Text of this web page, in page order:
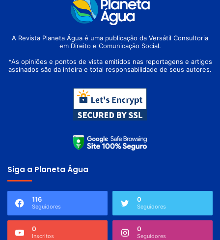
A Revista Planeta Água é uma publicação da Versátil Consultoria
em Direito e Comunicação Social.
*As opiniões e pontos de vista emitidos nas reportagens e artigos
assinados são da inteira e total responsabilidade de seus autores.
Siga a Planeta Água
116
Seguidores
0
Seguidores
0
Inscritos
0
Seguidores